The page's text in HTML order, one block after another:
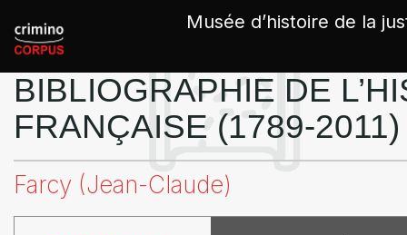
Musée d’histoire de la
BIBLIOGRAPHIE DE
FRANÇAISE (1789-2011)
Farcy (Jean-Claude)
Panneau de gestion des cookies